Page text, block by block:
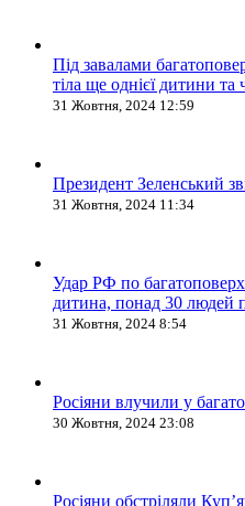
Під завалами
тіла ще однієї дитини та
31 Жовтня, 2024 12:59
Президент Зеленський
31 Жовтня, 2024 11:34
Удар РФ по
дитина, понад 30 людей
31 Жовтня, 2024 8:54
Росіяни влучили у
30 Жовтня, 2024 23:08
Росіяни обстріляли